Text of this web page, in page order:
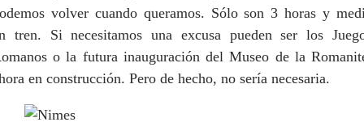
volver cuando queramos. Sólo son 3 horas y
tren. Si necesitamos una excusa pueden ser los
o la futura inauguración del Museo de la
en construcción. Pero de hecho, no sería necesaria.